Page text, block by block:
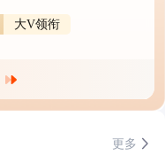
大V领衔
更多